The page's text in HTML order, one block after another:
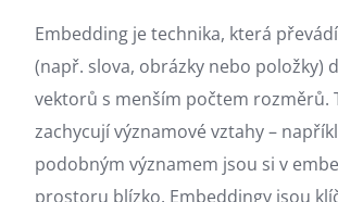
Embedding je technika, která
(např. slova, obrázky nebo položky)
vektorů s menším počtem rozměrů.
zachycují významové vztahy –
podobným významem jsou si v
prostoru blízko. Embeddingy jsou